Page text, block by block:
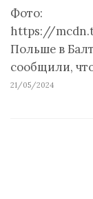
Фото:
https://
Польше в
сообщили,
21/05/2024